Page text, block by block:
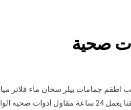
جمامات بيلر سخان ماء فلاتر مياه
عروض متميزة في مجال تركيب المضخات و السخانات و الفلاتر و غيرها من